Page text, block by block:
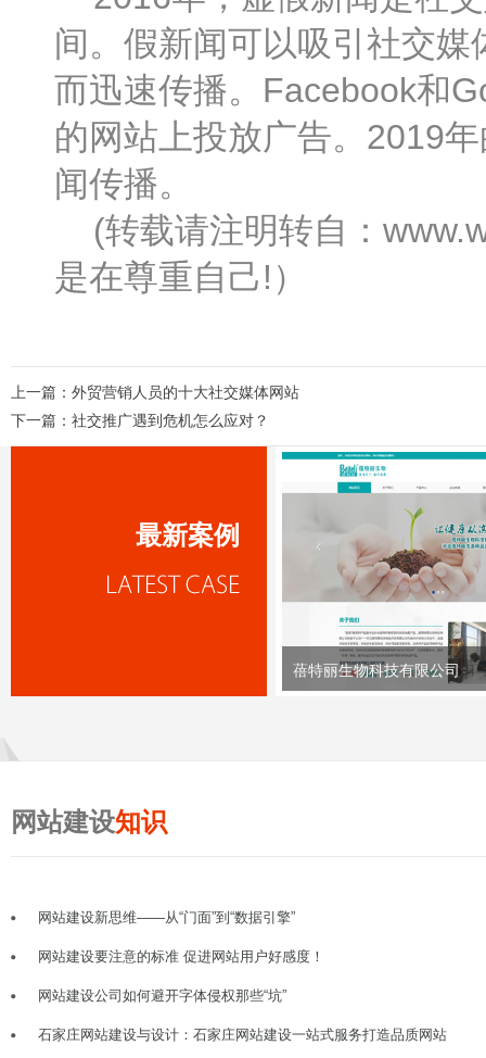
间。假新闻可以吸引社交
而迅速传播。Facebook和
的网站上投放广告。2019
闻传播。
(转载请注明转自：
是在尊重自己!）
上一篇： 外贸营销人员的十大社交媒体网站
下一篇： 社交推广遇到危机怎么应对？
最新案例
蓓特丽生物科技有限公司
网站建设知识
网站建设新思维——从“门面”到“数据引擎”
网站建设要注意的标准 促进网站用户好感度！
网站建设公司如何避开字体侵权那些“坑”
石家庄网站建设与设计：石家庄网站建设一站式服务打造品质网站